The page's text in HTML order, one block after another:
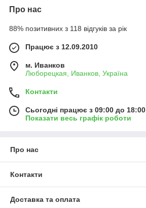
Про нас
88% позитивних з 118 відгуків за рік
Працює з 12.09.2010
м. Иванков
Люборецкая, Иванков, Україна
Контакти
Сьогодні працює з 09:00 до 18:00
Показати весь графік роботи
Про нас
Контакти
Доставка та оплата